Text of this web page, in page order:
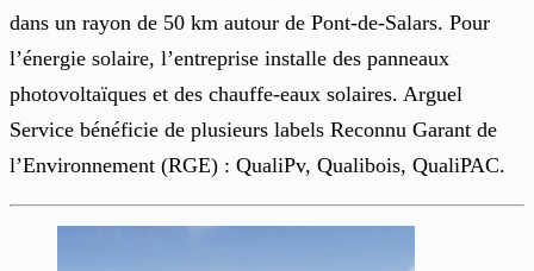
dans un rayon de 50 km autour de Pont-de-Salars. Pour
l’énergie solaire, l’entreprise installe des panneaux
photovoltaïques et des chauffe-eaux solaires. Arguel
Service bénéficie de plusieurs labels Reconnu Garant de
l’Environnement (RGE) : QualiPv, Qualibois, QualiPAC.